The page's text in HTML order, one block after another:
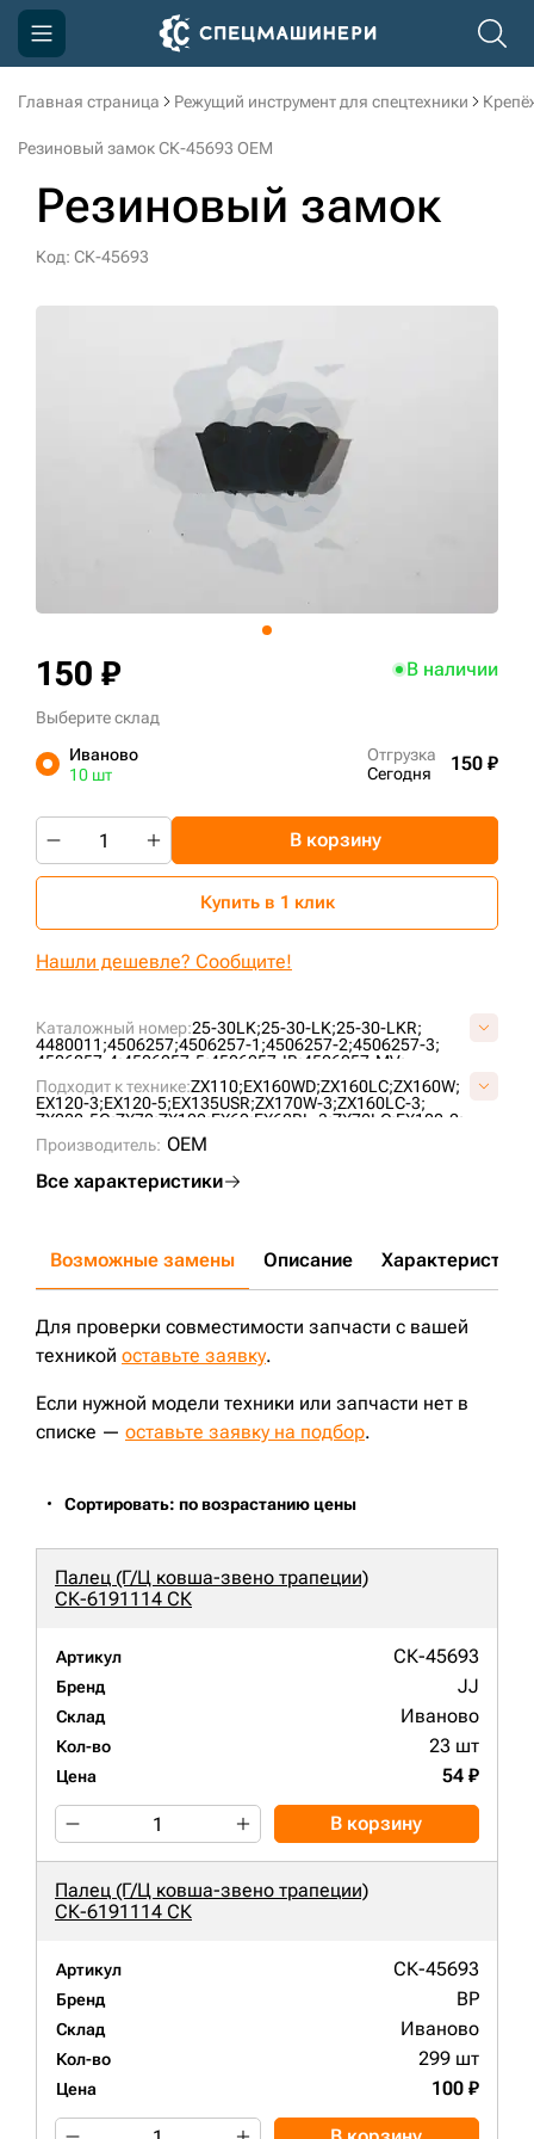
Главная страница Режущий инструмент для спецтехники
Резиновый замок СК-45693 OEM
Резиновый замок
Код: СК-45693
Каталожный номер:25-30LK;25-30-LK;25-30-LKR;
4480011;4506257;4506257-1;4506257-2;4506257-3;
4506257-4; 4506257-5; 4506257-IR; 4506257-MV;
4506257-SC;
963227;
Подходит к технике:ZX110;EX160WD;ZX160LC;ZX160W;
EX120-3;EX120-5;EX135USR;ZX170W-3;ZX160LC-3;
ZX200-5G;ZX70;ZX120;EX60;EX60BL-3;ZX70LC;EX100-2;
EX100-3;
EX120-2;
EX603;EX605;EX60BL-2;
EX70LCK-5;
ZX75US;ZX70-OF;ZX75US-BL;
EX135UR-5;ZX135UR;ZX120-SA120;ZX130W;
ZX140W-3;
ZX130L;ZX135US(SA120);ZX135USL;EX100WD;EX125WD;
EX150LC;
Производитель: OEM
Все характеристики
150 ₽ В наличии
Выберите склад
Иваново
10 шт
Отгрузка
Сегодня
150 ₽
В корзину
Купить в 1 клик
Нашли дешевле? Сообщите!
Возможные замены Описание Характеристики
Для проверки совместимости запчасти с вашей
техникой оставьте заявку.
Если нужной модели техники или запчасти нет в
списке — оставьте заявку на подбор.
Сортировать: по возрастанию цены
Палец (Г/Ц ковша-звено трапеции)
СК-6191114 СК
Артикул СК-45693
Бренд JJ
Склад Иваново
Кол-во 23 шт
Цена 54 ₽
В корзину
Палец (Г/Ц ковша-звено трапеции)
СК-6191114 СК
Артикул СК-45693
Бренд BP
Склад Иваново
Кол-во 299 шт
Цена 100 ₽
Компания
Доставка и оплата
Информация
Контакты
3D тур по производству